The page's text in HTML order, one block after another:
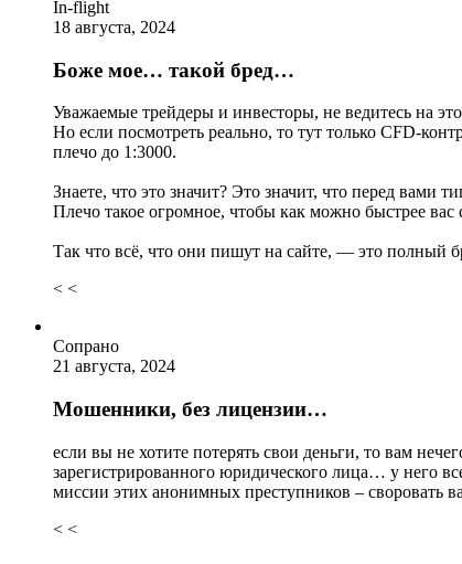
In-flight
18 августа, 2024
Боже мое… такой бред…
Уважаемые трейдеры и инвесторы, не ведитесь на
Но если посмотреть реально, то тут только CFD-
плечо до 1:3000.
Знаете, что это значит? Это значит, что перед
Плечо такое огромное, чтобы как можно быстрее
Так что всё, что они пишут на сайте, — это полный
< <
Сопрано
21 августа, 2024
Мошенники, без лицензии…
если вы не хотите потерять свои деньги, то вам
зарегистрированного юридического лица… у него
миссии этих анонимных преступников – своровать
< <